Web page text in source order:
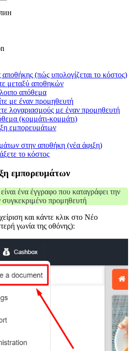
(πώς υπολογίζεται το κόστος)
μεταξύ αποθηκών
απόθεμα
με έναν προμηθευτή
λογαριασμούς με έναν προμηθευτή
(κομμάτι-κομμάτι)
εμπορευμάτων
στην αποθήκη (νέα άφιξη)
το κόστος
εμπορευμάτων
ένα έγγραφο που καταγράφει την
προμηθευτή
και κάντε κλικ στο Νέο
γωνία της οθόνης):